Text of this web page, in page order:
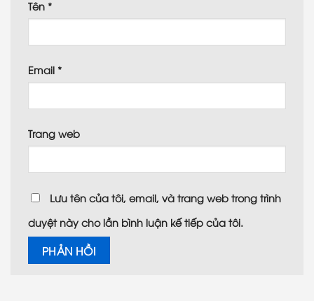
Tên *
Email *
Trang web
Lưu tên của tôi, email, và trang web trong trình
duyệt này cho lần bình luận kế tiếp của tôi.